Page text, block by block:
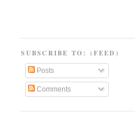
SUBSCRIBE TO: (FEED)
Posts
Comments